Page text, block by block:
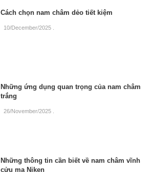
Cách chọn nam châm dẻo tiết kiệm
10/December/2025
Những ứng dụng quan trọng của nam châm
trắng
26/November/2025
Những thông tin cần biết về nam châm vĩnh
cửu mạ Niken